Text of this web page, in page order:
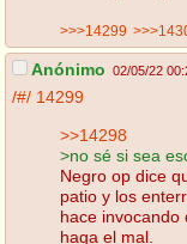
>>>14299
Anónimo 02/05/22
/#/ 14299
>>14298
>no sé si sea
Negro op dice
patio y los
hace invocando
haga el mal.